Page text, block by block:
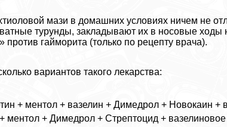
мази в домашних условиях ничем не
турунды, закладывают их в носовые ходы
против гайморита (только по рецепту врача).
вариантов такого лекарства:
+ ментол + вазелин + Димедрол + Новокаин +
ментол + Димедрол + Стрептоцид +